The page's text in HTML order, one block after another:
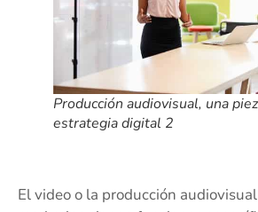
Producción audiovisual, una
estrategia digital 2
El video o la producción